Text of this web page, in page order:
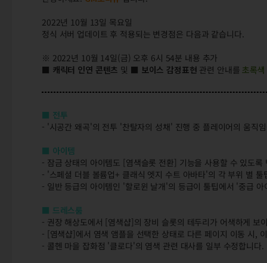
2022년 10월 13일 목요일
정식 서버 업데이트 후 적용되는 변경점은 다음과 같습니다.
※ 2022년 10월 14일(금) 오후 6시 54분 내용 추가
■ 캐릭터 인연 콘텐츠 및 ■ 보이스 감정표현 관련 안내를초록
■ 전투
- '시공간 왜곡'의 전투 '찬탈자의 성채' 진행 중 플레이어의 움직
■ 아이템
- 잠금 상태의 아이템도 [염색슬롯 전환] 기능을 사용할 수 있도록
- '스페셜 더블 볼륨업+ 클래식 엣지 수트 아바타'의 각 부위 별
- 일반 등급의 아이템인 '할로윈 날개'의 등급이 툴팁에서 '중급
■ 드레스룸
- 권장 해상도에서 [염색샵]의 장비 슬롯의 테두리가 어색하게 보
- [염색샵]에서 염색 앰플을 선택한 상태로 다른 페이지 이동 시,
- 콜헨 마을 잡화점 '클로다'의 염색 관련 대사를 일부 수정합니다.